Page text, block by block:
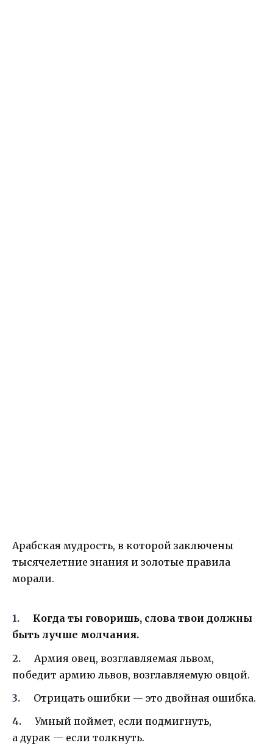
Арабская мудрость, в которой заключены
тысячелетние знания и золотые правила
морали.
Когда ты говоришь, слова твои должны
быть лучше молчания.
Армия овец, возглавляемая львом,
победит армию львов, возглавляемую овцой.
Отрицать ошибки — это двойная ошибка.
Умный поймет, если подмигнуть,
а дурак — если толкнуть.